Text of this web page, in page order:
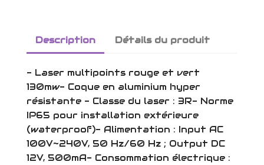
Description Détails du produit
- Laser multipoints rouge et vert
130mw- Coque en aluminium hyper
résistante - Classe du laser : 3R- Norme
IP65 pour installation extérieure
(waterproof)- Alimentation : Input AC
100V~240V, 50 Hz/60 Hz ; Output DC
12V, 500mA- Consommation électrique :